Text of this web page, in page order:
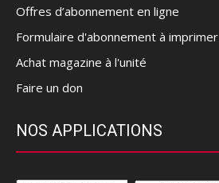
Offres d’abonnement en ligne
Formulaire d'abonnement à imprimer
Achat magazine à l'unité
Faire un don
NOS APPLICATIONS